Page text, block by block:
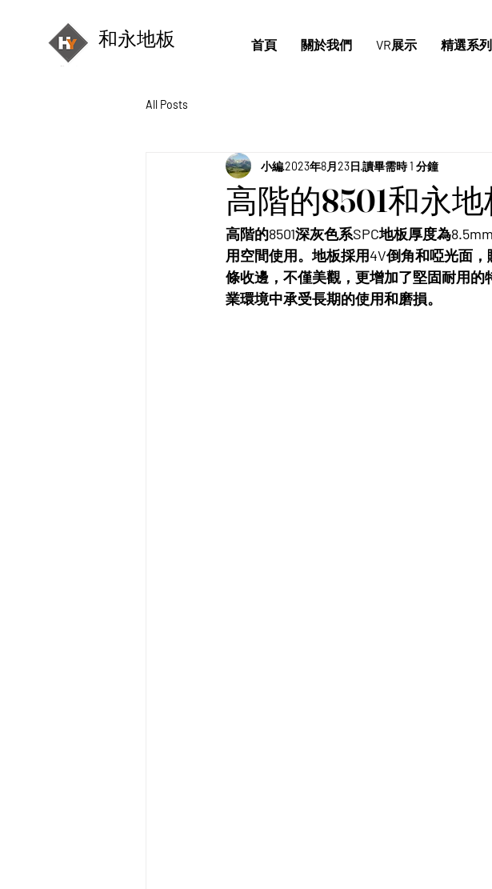
和永地板 首頁 關於我們 VR展示 精選系列
All Posts
高階的8501和永地
小編2023年8月23日 讀畢需時 1 分鐘
高階的8501深灰色系SPC地板厚度為
用空間使用。地板採用4V倒角和啞光面
條收邊，不僅美觀，更增加了堅固耐用
業環境中承受長期的使用和磨損。